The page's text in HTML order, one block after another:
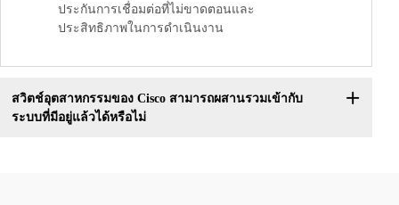
ประกันการเชื่อมต่อที่ไม่ขาดตอนและ
ประสิทธิภาพในการดำเนินงาน
สวิตช์อุตสาหกรรมของ Cisco สามารถผสานรวมเข้ากับ
ระบบที่มีอยู่แล้วได้หรือไม่